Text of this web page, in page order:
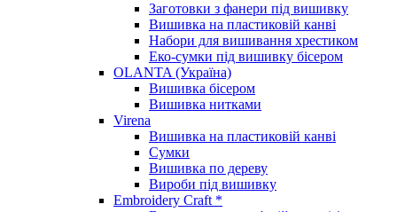
Заготовки з фанери під вишивку
Вишивка на пластиковій канві
Набори для вишивання хрестиком
Еко-сумки під вишивку бісером
OLANTA (Україна)
Вишивка бісером
Вишивка нитками
Virena
Вишивка на пластиковій канві
Сумки
Вишивка по дереву
Вироби під вишивку
Embroidery Craft *